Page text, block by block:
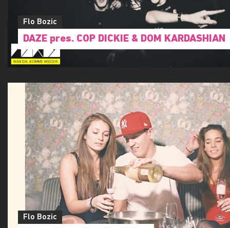
Flo Bozic
DAZE pres. COP DICKIE & DOM KARDASHIAN
Flo Bozic